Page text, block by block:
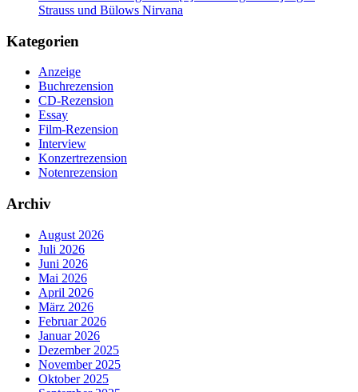
Strauss und Bülows Nirvana
Kategorien
Anzeige
Buchrezension
CD-Rezension
Essay
Film-Rezension
Interview
Konzertrezension
Notenrezension
Archiv
August 2026
Juli 2026
Juni 2026
Mai 2026
April 2026
März 2026
Februar 2026
Januar 2026
Dezember 2025
November 2025
Oktober 2025